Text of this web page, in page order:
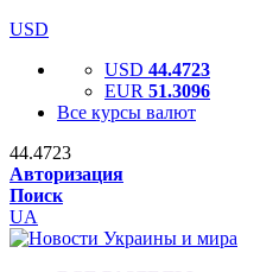
USD
USD 44.4723
EUR 51.3096
Все курсы валют
44.4723
Авторизация
Поиск
UA